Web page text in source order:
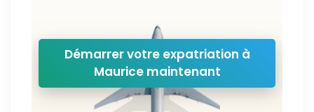
Démarrer votre expatriation à
Maurice maintenant